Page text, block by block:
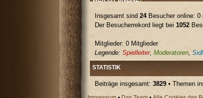
Insgesamt sind24Besucher online: 0
Der Besucherrekord liegt bei1052
Mitglieder: 0 Mitglieder
Legende:Spielleiter,Moderatoren,
STATISTIK
Beiträge insgesamt:3829 • Themen